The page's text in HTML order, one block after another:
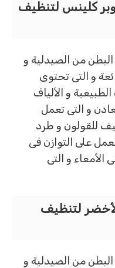
كلينس لتنظيف
من الصيدلية و
و التى تحتوى
و الألياف
و التى تعمل
للقولون و طرد
على التوازن فى
الأمعاء و التى
لتنظيف
من الصيدلية و